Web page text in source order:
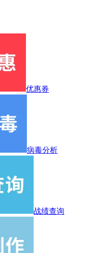
优惠券
病毒分析
战绩查询